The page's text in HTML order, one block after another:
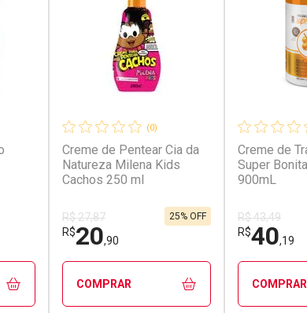
(0)
Creme de Pentear Cia da
Natureza Milena Kids
Cachos 250 ml
R$ 27,87
R$20,90
25% OFF
COMPRAR
Creme de
Super
900mL
R$ 43,49
R$40,19
COMPRAR